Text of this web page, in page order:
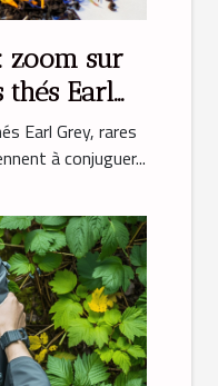
zoom sur
thés Earl
Earl Grey, rares
à conjuguer...